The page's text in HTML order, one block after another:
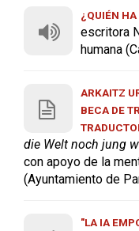
¿QUIÉN HA
escritora
humana
ARKAITZ
BECA DE
die Welt noch jung
con apoyo de la
(Ayuntamiento de
"LA IA